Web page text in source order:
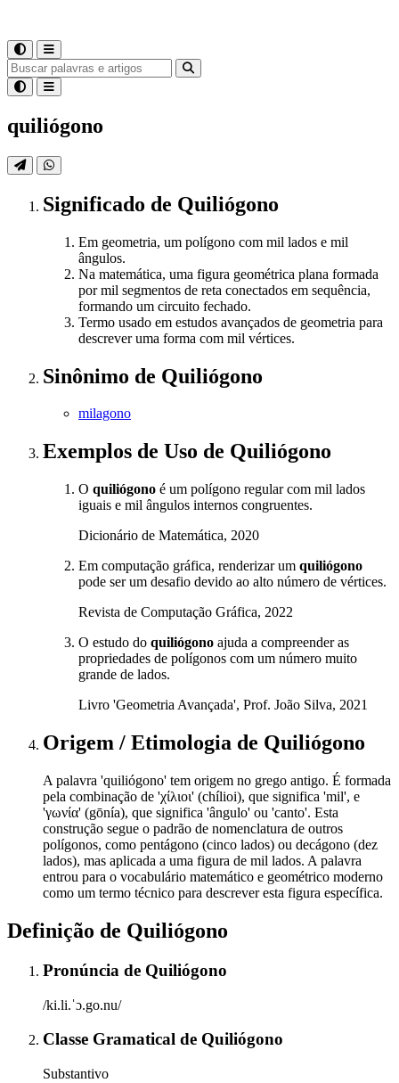
quiliógono
Significado de Quiliógono
Em geometria, um polígono com mil lados e mil
ângulos.
Na matemática, uma figura geométrica plana formada
por mil segmentos de reta conectados em sequência,
formando um circuito fechado.
Termo usado em estudos avançados de geometria para
descrever uma forma com mil vértices.
Sinônimo de Quiliógono
milagono
Exemplos de Uso de Quiliógono
O quiliógono é um polígono regular com mil lados
iguais e mil ângulos internos congruentes.
Dicionário de Matemática, 2020
Em computação gráfica, renderizar um quiliógono
pode ser um desafio devido ao alto número de vértices.
Revista de Computação Gráfica, 2022
O estudo do quiliógono ajuda a compreender as
propriedades de polígonos com um número muito
grande de lados.
Livro 'Geometria Avançada', Prof. João Silva, 2021
Origem / Etimologia de Quiliógono
A palavra 'quiliógono' tem origem no grego antigo. É formada
pela combinação de 'χίλιοι' (chílioi), que significa 'mil', e
'γωνία' (gōnía), que significa 'ângulo' ou 'canto'. Esta
construção segue o padrão de nomenclatura de outros
polígonos, como pentágono (cinco lados) ou decágono (dez
lados), mas aplicada a uma figura de mil lados. A palavra
entrou para o vocabulário matemático e geométrico moderno
como um termo técnico para descrever esta figura específica.
Definição de Quiliógono
Pronúncia de Quiliógono
/ki.li.ˈɔ.go.nu/
Classe Gramatical de Quiliógono
Substantivo